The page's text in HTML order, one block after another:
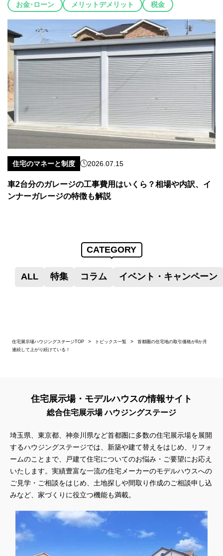
お金･ローン メリットデメリット 税金
住宅のマネーと制度 2026.07.15
車2台分のガレージの工事費用はいくら？相場や内訳、イ
ンナーガレージの特徴も解説
CATEGORY
ALL 特集 コラム イベント・キャンペーン
住宅展示場ハウジングステージTOP トピックス一覧
首都圏の住宅地の取引価格が8か月
連続して上がり続けている！
住宅展示場・モデルハウスの情報サイト
総合住宅展示場 ハウジングステージ
埼玉県、東京都、神奈川県など首都圏に多数の住宅展示場を展開
するハウジングステージでは、新築や建て替えをはじめ、リフォ
ームのことまで、戸建て住宅についてのお悩み・ご要望にお応え
いたします。実績豊富な一流の住宅メーカーのモデルハウスへの
ご見学・ご相談をはじめ、土地探しや間取り作成のご相談申し込
みなど、家づくりに役立つ機能も満載。